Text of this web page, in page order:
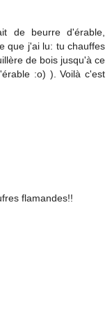
de beurre d'érable,
que j'ai lu: tu chauffes
de bois jusqu'à ce
:o) ). Voilà c'est
flamandes!!